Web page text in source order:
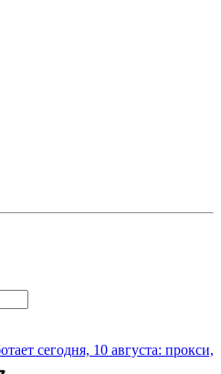
сегодня, 10 августа: прокси,